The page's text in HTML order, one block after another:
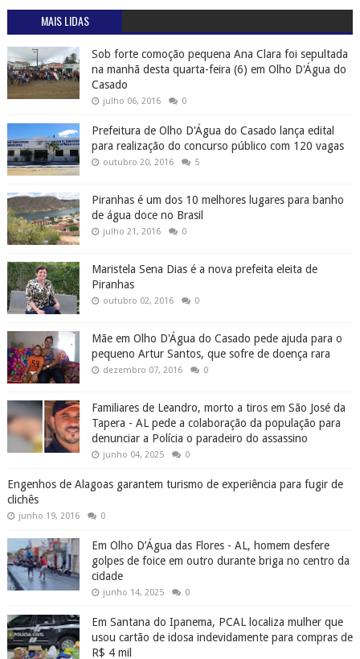
MAIS LIDAS
Sob forte comoção pequena Ana Clara foi sepultada
na manhã desta quarta-feira (6) em Olho D'Água do
Casado
julho 06, 2016 0
Prefeitura de Olho D'Água do Casado lança edital
para realização do concurso público com 120 vagas
outubro 20, 2016 5
Piranhas é um dos 10 melhores lugares para banho
de água doce no Brasil
julho 21, 2016 0
Maristela Sena Dias é a nova prefeita eleita de
Piranhas
outubro 02, 2016 0
Mãe em Olho D'Água do Casado pede ajuda para o
pequeno Artur Santos, que sofre de doença rara
dezembro 07, 2016 0
Familiares de Leandro, morto a tiros em São José da
Tapera - AL pede a colaboração da população para
denunciar a Polícia o paradeiro do assassino
junho 04, 2025 0
Engenhos de Alagoas garantem turismo de experiência para fugir de
clichês
junho 19, 2016 0
Em Olho D’Água das Flores - AL, homem desfere
golpes de foice em outro durante briga no centro da
cidade
junho 14, 2025 0
Em Santana do Ipanema, PCAL localiza mulher que
usou cartão de idosa indevidamente para compras de
R$ 4 mil